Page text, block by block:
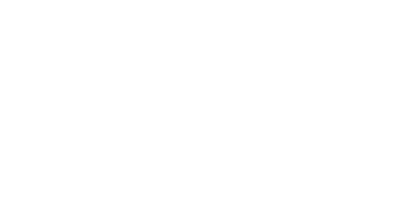
пассажиропотока.